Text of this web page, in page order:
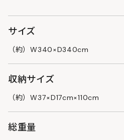
サイズ
（約）W340×D340cm
収納サイズ
（約）W37×D17cm×110cm
総重量